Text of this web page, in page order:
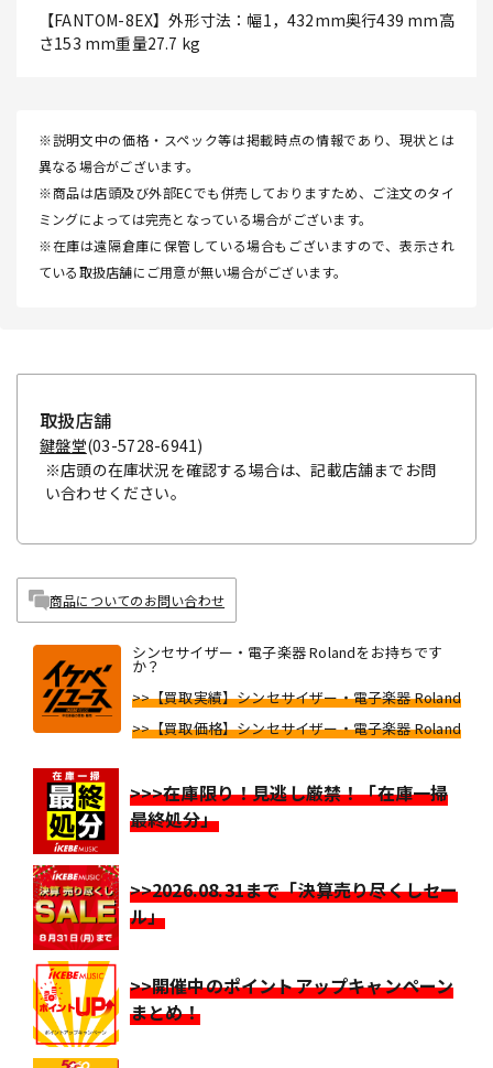
【FANTOM-8EX】外形寸法：幅1，432mm奥行439 mm高
さ153 mm重量27.7 kg
※説明文中の価格・スペック等は掲載時点の情報であり、現状とは
異なる場合がございます。
※商品は店頭及び外部ECでも併売しておりますため、ご注文のタイ
ミングによっては完売となっている場合がございます。
※在庫は遠隔倉庫に保管している場合もございますので、表示され
ている取扱店舗にご用意が無い場合がございます。
取扱店舗
鍵盤堂(03-5728-6941)
※店頭の在庫状況を確認する場合は、記載店舗までお問
い合わせください。
商品についてのお問い合わせ
シンセサイザー・電子楽器 Rolandをお持ちです
か？
>>【買取実績】シンセサイザー・電子楽器 Roland
>>【買取価格】シンセサイザー・電子楽器 Roland
>>>在庫限り！見逃し厳禁！「在庫一掃
最終処分」
>>2026.08.31まで「決算売り尽くしセー
ル」
>>開催中のポイントアップキャンペーン
まとめ！